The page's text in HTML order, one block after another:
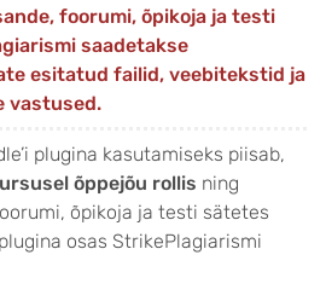
foorumi, õpikoja ja testi
saadetakse
esitatud failid, veebitekstid ja
vastused.
plugina kasutamiseks piisab,
õppejõu rollis ning
õpikoja ja testi sätetes
osas StrikePlagiarismi